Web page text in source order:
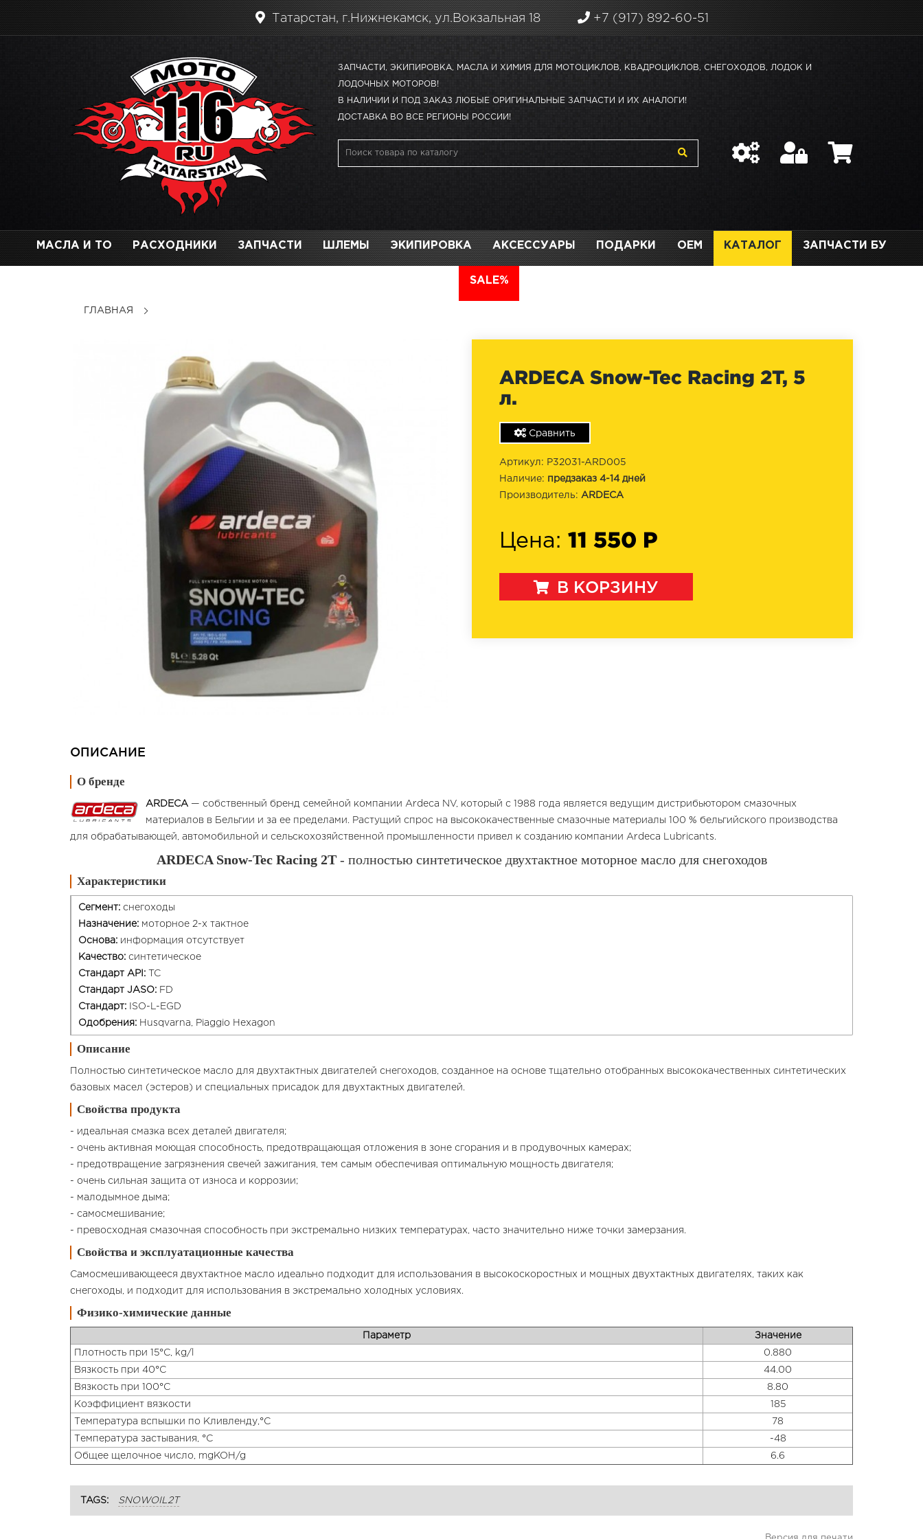
Татарстан, г.Нижнекамск, ул.Вокзальная 18 +7 (917) 892-60-51
ЗАПЧАСТИ, ЭКИПИРОВКА, МАСЛА И ХИМИЯ ДЛЯ МОТОЦИКЛОВ, КВАДРОЦИКЛОВ, СНЕГОХОДОВ, ЛОДОК И
ЛОДОЧНЫХ МОТОРОВ!
В НАЛИЧИИ И ПОД ЗАКАЗ ЛЮБЫЕ ОРИГИНАЛЬНЫЕ ЗАПЧАСТИ И ИХ АНАЛОГИ!
ДОСТАВКА ВО ВСЕ РЕГИОНЫ РОССИИ!
МАСЛА И ТО РАСХОДНИКИ ЗАПЧАСТИ ШЛЕМЫ ЭКИПИРОВКА АКСЕССУАРЫ ПОДАРКИ OEM КАТАЛОГ ЗАПЧАСТИ БУ
SALE%
ГЛАВНАЯ
ARDECA Snow-Tec Racing 2T, 5
л.
Сравнить
Артикул: P32031-ARD005
Наличие: предзаказ 4-14 дней
Производитель: ARDECA
Цена: 11 550 Р
В КОРЗИНУ
ОПИСАНИЕ
О бренде
ARDECA — собственный бренд семейной компании Ardeca NV, который с 1988 года является ведущим дистрибьютором смазочных
материалов в Бельгии и за ее пределами. Растущий спрос на высококачественные смазочные материалы 100 % бельгийского производства
для обрабатывающей, автомобильной и сельскохозяйственной промышленности привел к созданию компании Ardeca Lubricants.
ARDECA Snow-Tec Racing 2T- полностью синтетическое двухтактное моторное масло для снегоходов
Характеристики
Сегмент: снегоходы
Назначение: моторное 2-х тактное
Основа: информация отсутствует
Качество: синтетическое
Стандарт API: TC
Стандарт JASO: FD
Стандарт: ISO-L-EGD
Одобрения: Husqvarna, Piaggio Hexagon
Описание
Полностью синтетическое масло для двухтактных двигателей снегоходов, созданное на основе тщательно отобранных высококачественных синтетических
базовых масел (эстеров) и специальных присадок для двухтактных двигателей.
Свойства продукта
- идеальная смазка всех деталей двигателя;
- очень активная моющая способность, предотвращающая отложения в зоне сгорания и в продувочных камерах;
- предотвращение загрязнения свечей зажигания, тем самым обеспечивая оптимальную мощность двигателя;
- очень сильная защита от износа и коррозии;
- малодымное дыма;
- самосмешивание;
- превосходная смазочная способность при экстремально низких температурах, часто значительно ниже точки замерзания.
Свойства и эксплуатационные качества
Самосмешивающееся двухтактное масло идеально подходит для использования в высокоскоростных и мощных двухтактных двигателях, таких как
снегоходы, и подходит для использования в экстремально холодных условиях.
Физико-химические данные
Параметр Значение
Плотность при 15°C, kg/l 0.880
Вязкость при 40°C 44.00
Вязкость при 100°C 8.80
Коэффициент вязкости 185
Температура вспышки по Кливленду,°C 78
Температура застывания, °C -48
Общее щелочное число, mgKOH/g 6.6
TAGS: SNOWOIL2T